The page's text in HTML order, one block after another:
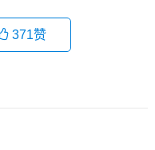
371赞